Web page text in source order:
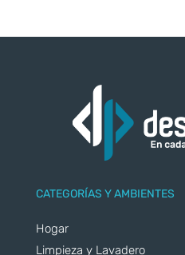
CATEGORÍAS Y AMBIENTES
Hogar
Limpieza y Lavadero